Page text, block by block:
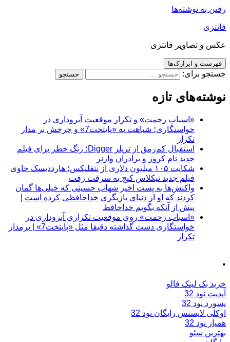
رفتن به نوشته‌ها
فانتزی
عکس و تصاویر فانتزی
فهرست و ابزارک‌ها
جستجو برای:
نوشته‌های تازه
«اسباب زحمت» و تکرار موقعیت آبروداری در
خواستگاری؛ شباهت به «پایتخت7» و چرخش بر مدار
تکرار
استقبال کم‌رمق از تریلر Digger؛ زنگ خطر برای فیلم
جدید تام کروز و برادران وارنر
شکایت ۱۰۵ میلیون دلاری از نتفلیکس؛ هارددیسک حاوی
فیلم جدید نیکلاس کیج به سرقت رفت
واکنش‌ها به پست اخیر شهاب حسینی که خیلی‌ها گمان
کردند که او از دنیای بازیگری خداحافظی کرده است |
پیش از آنکه بگویم خداحافظ
«اسباب زحمت» روی موقعیت تکراری آبروداری در
خواستگاری دست گذاشته دقیقا مثل «پایتخت7» | برمدار
تکرار
.
خرید بک لینک فالو
آپدیت نود 32
پسورد نود 32
اوکلی لایسنس رایگان نود 32
همیار نود 32
بهترین سئو